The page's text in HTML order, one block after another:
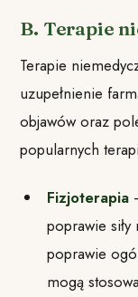
B. Terapie
Terapie
uzupełnienie
objawów oraz
popularnych
Fizjoterapia
poprawie
poprawie
mogą